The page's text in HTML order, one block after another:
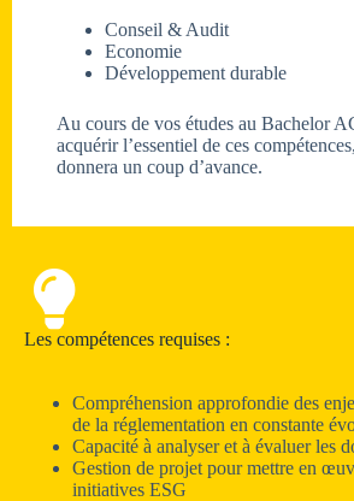
Conseil & Audit
Economie
Développement durable
Au cours de vos études au Bachelor
acquérir l’essentiel de ces
donnera un coup d’avance.
Les compétences requises :
Compréhension approfondie des
de la réglementation en constante
Capacité à analyser et à évaluer les
Gestion de projet pour mettre en
initiatives ESG